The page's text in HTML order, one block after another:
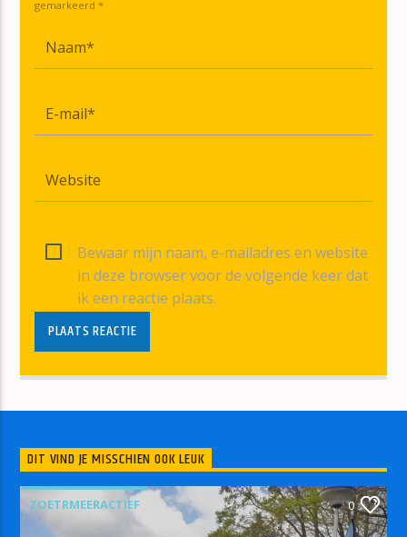
gemarkeerd *
Bewaar mijn naam, e-mailadres en website
in deze browser voor de volgende keer dat
ik een reactie plaats.
DIT VIND JE MISSCHIEN OOK LEUK
ZOETRMEERACTIEF 0